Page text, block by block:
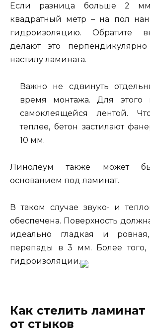
Если разница больше 2
квадратный метр – на пол
гидроизоляцию. Обратите
делают это
настилу ламината.
Важно не сдвинуть
время монтажа. Для этого
самоклеящейся лентой.
теплее, бетон застилают
10 мм.
Линолеум также может
основанием под ламинат.
В таком случае звуко- и
обеспечена. Поверхность
идеально гладкая и ровная,
перепады в 3 мм. Более того,
гидроизоляции.
Как стелить ламинат
от стыков